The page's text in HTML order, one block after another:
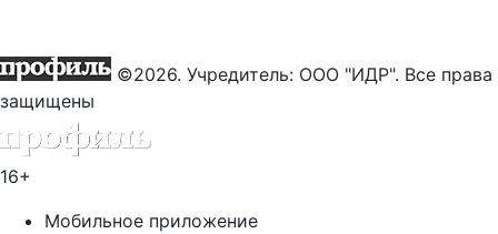
©2026. Учредитель: ООО "ИДР". Все права
защищены
16+
Мобильное приложение